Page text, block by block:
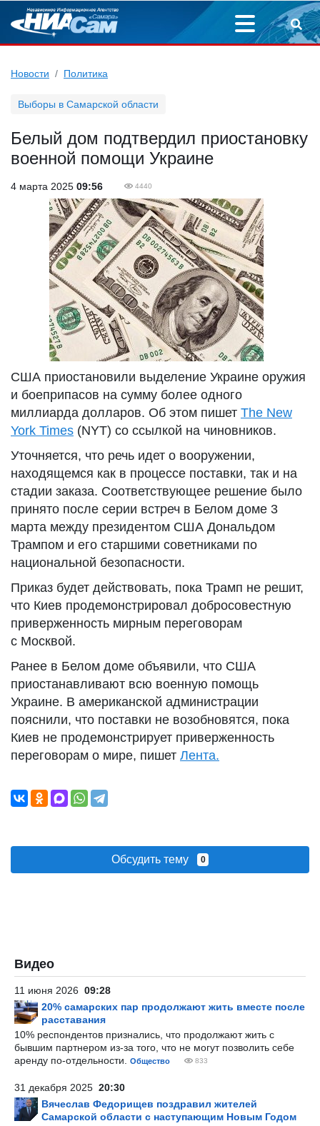
Новости Политика
Выборы в Самарской области
Белый дом подтвердил приостановку
военной помощи Украине
4 марта 2025 09:56 4440
США приостановили выделение Украине оружия
и боеприпасов на сумму более одного
миллиарда долларов. Об этом пишет The New
York Times (NYT) со ссылкой на чиновников.
Уточняется, что речь идет о вооружении,
находящемся как в процессе поставки, так и на
стадии заказа. Соответствующее решение было
принято после серии встреч в Белом доме 3
марта между президентом США Дональдом
Трампом и его старшими советниками по
национальной безопасности.
Приказ будет действовать, пока Трамп не решит,
что Киев продемонстрировал добросовестную
приверженность мирным переговорам
с Москвой.
Ранее в Белом доме объявили, что США
приостанавливают всю военную помощь
Украине. В американской администрации
пояснили, что поставки не возобновятся, пока
Киев не продемонстрирует приверженность
переговорам о мире, пишет Лента.
Обсудить тему 0
Видео
11 июня 2026 09:28
20% самарских пар продолжают жить вместе после
расставания
10% респондентов признались, что продолжают жить с
бывшим партнером из-за того, что не могут позволить себе
аренду по-отдельности.
Общество 833
31 декабря 2025 20:30
Вячеслав Федорищев поздравил жителей
Самарской области с наступающим Новым Годом